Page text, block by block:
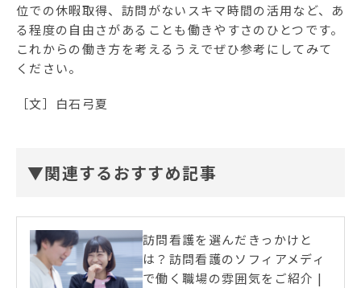
位での休暇取得、訪問がないスキマ時間の活用など、あ
る程度の自由さがあることも働きやすさのひとつです。
これからの働き方を考えるうえでぜひ参考にしてみて
ください。
［文］白石弓夏
▼関連するおすすめ記事
訪問看護を選んだきっかけと
は？訪問看護のソフィアメディ
で働く職場の雰囲気をご紹介 |